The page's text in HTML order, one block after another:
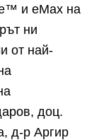
и eMax на
ни
от най-
доц.
д-р Аргир